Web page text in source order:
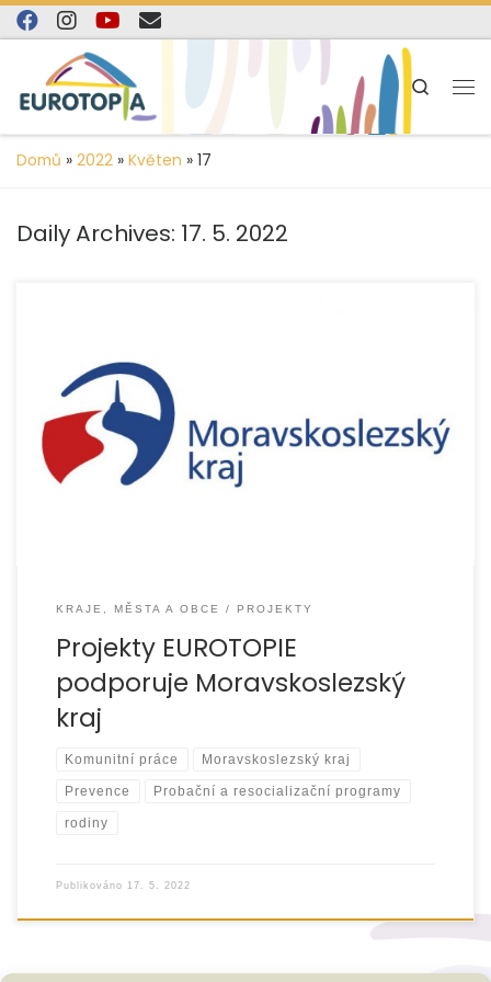
content
Skip to content
Search
Domů » 2022 » Květen » 17
Daily Archives: 17. 5. 2022
Také v roce 2022 realizujeme řadu projektů s finanční
podporou Moravskoslezského kraje. Níže naleznete
přehled dotačních programů Moravskoslezského kraje
včetně krátkého popisu
KRAJE, MĚSTA A OBCE PROJEKTY
Projekty EUROTOPIE
podporuje Moravskoslezský
kraj
Komunitní práce Moravskoslezský kraj
Prevence Probační a resocializační programy
rodiny
Publikováno 17. 5. 2022